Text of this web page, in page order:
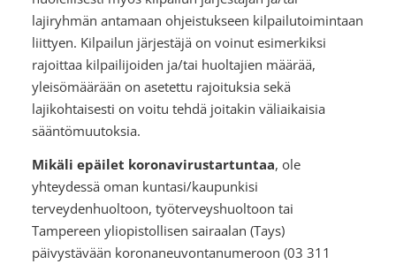
lajiryhmän antamaan ohjeistukseen kilpailutoimintaan
liittyen. Kilpailun järjestäjä on voinut esimerkiksi
rajoittaa kilpailijoiden ja/tai huoltajien määrää,
yleisömäärään on asetettu rajoituksia sekä
lajikohtaisesti on voitu tehdä joitakin väliaikaisia
sääntömuutoksia.
Mikäli epäilet koronavirustartuntaa, ole
yhteydessä oman kuntasi/kaupunkisi
terveydenhuoltoon, työterveyshuoltoon tai
Tampereen yliopistollisen sairaalan (Tays)
päivystävään koronaneuvontanumeroon (03 311